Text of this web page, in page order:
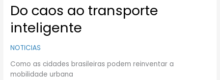
Do caos ao transporte
inteligente
NOTICIAS
Como as cidades brasileiras podem reinventar a
mobilidade urbana